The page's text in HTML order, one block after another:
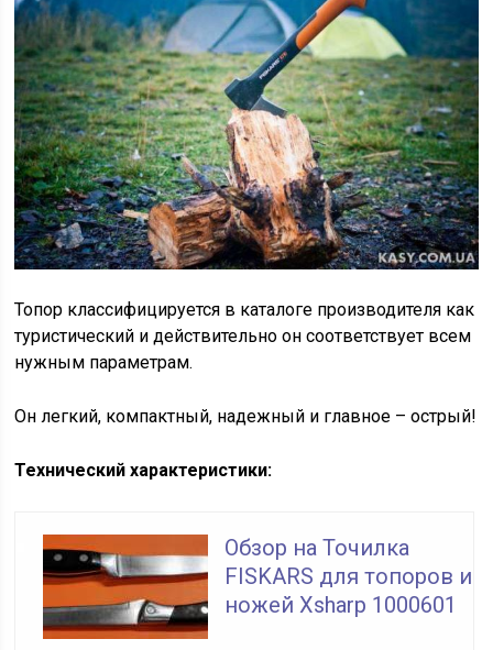
Топор классифицируется в каталоге производителя как
туристический и действительно он соответствует всем
нужным параметрам.
Он легкий, компактный, надежный и главное – острый!
Технический характеристики:
Обзор на Точилка
FISKARS для топоров и
ножей Xsharp 1000601